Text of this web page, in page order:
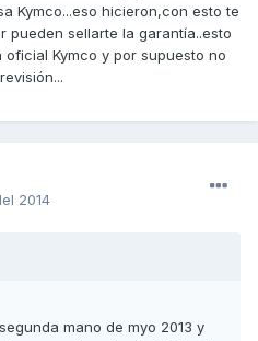
Kymco...eso hicieron,con esto te
pueden sellarte la garantía..esto
Kymco y por supuesto no
2014
mano de myo 2013 y